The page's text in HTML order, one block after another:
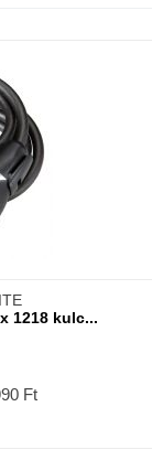
1218 kulc...
Ft